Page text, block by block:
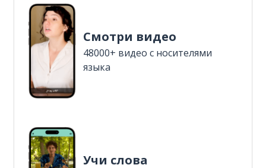
Смотри видео
48000+ видео с носителями
языка
Учи слова